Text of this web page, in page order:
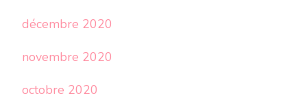
décembre 2020
novembre 2020
octobre 2020